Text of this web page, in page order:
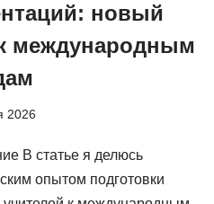
новый
международным
2026
В статье я делюсь
опытом подготовки